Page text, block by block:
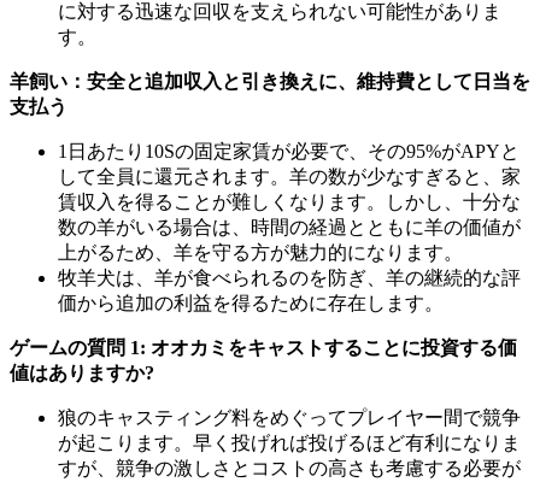
に対する迅速な回収を支えられない可能性がありま
す。
羊飼い：安全と追加収入と引き換えに、維持費として日当を
支払う
1日あたり10Sの固定家賃が必要で、その95%がAPYと
して全員に還元されます。羊の数が少なすぎると、家
賃収入を得ることが難しくなります。しかし、十分な
数の羊がいる場合は、時間の経過とともに羊の価値が
上がるため、羊を守る方が魅力的になります。
牧羊犬は、羊が食べられるのを防ぎ、羊の継続的な評
価から追加の利益を得るために存在します。
ゲームの質問 1: オオカミをキャストすることに投資する価
値はありますか?
狼のキャスティング料をめぐってプレイヤー間で競争
が起こります。早く投げれば投げるほど有利になりま
すが、競争の激しさとコストの高さも考慮する必要が